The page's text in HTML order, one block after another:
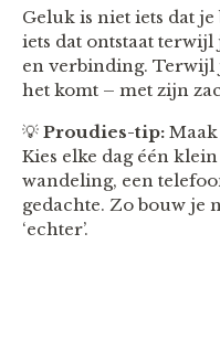
Geluk is niet iets dat
iets dat ontstaat
en verbinding. Terwijl
het komt – met zijn
💡 Proudies-tip:
Kies elke dag één
wandeling, een
gedachte. Zo bouw je
‘echter’.